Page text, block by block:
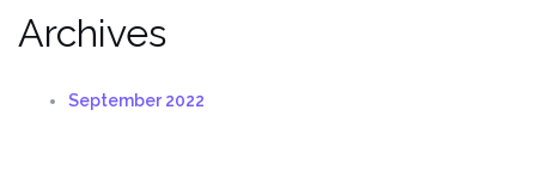
Archives
September 2022